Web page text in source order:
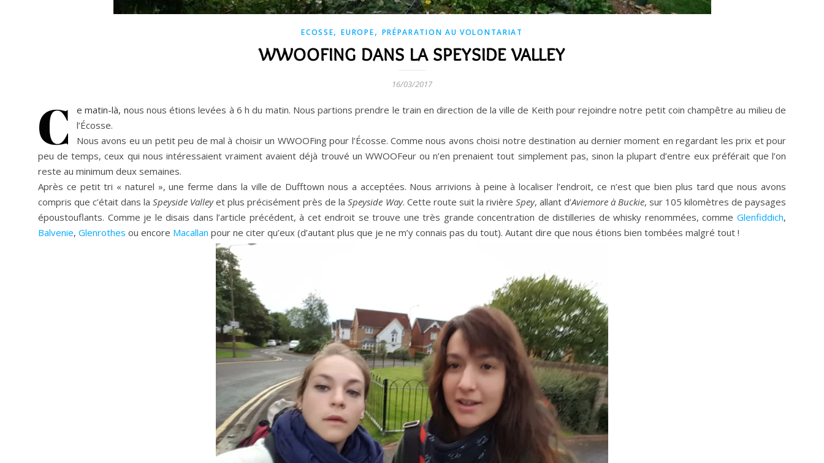
ECOSSE,EUROPE, PRÉPARATION AU VOLONTARIAT
WWOOFING DANS LA SPEYSIDE VALLEY
16/03/2017
C e matin-là, nous nous étions levées à 6 h du matin. Nous partions prendre le train en direction de la ville de Keith pour rejoindre notre petit coin champêtre au milieu de
l’Écosse.
Nous avons eu un petit peu de mal à choisir un WWOOFing pour l’Écosse. Comme nous avons choisi notre destination au dernier moment en regardant les prix et pour
peu de temps, ceux qui nous intéressaient vraiment avaient déjà trouvé un WWOOFeur ou n’en prenaient tout simplement pas, sinon la plupart d’entre eux préférait que l’on
reste au minimum deux semaines.
Après ce petit tri « naturel », une ferme dans la ville de Dufftown nous a acceptées. Nous arrivions à peine à localiser l’endroit, ce n’est que bien plus tard que nous avons
compris que c’était dans la Speyside Valleyet plus précisément près de laSpeyside Way. Cette route suit la rivière Spey, allant d’Aviemore à Buckie, sur 105 kilomètres de paysages
époustouflants. Comme je le disais dans l’article précédent, à cet endroit se trouve une très grande concentration de distilleries de whisky renommées, comme Glenfiddich,
Balvenie, Glenrothes ou encore Macallan pour ne citer qu’eux (d’autant plus que je ne m’y connais pas du tout). Autant dire que nous étions bien tombées malgré tout !